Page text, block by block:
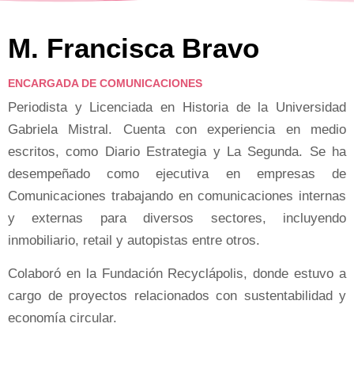
M. Francisca Bravo
ENCARGADA DE COMUNICACIONES
Periodista y Licenciada en Historia de la Universidad
Gabriela Mistral. Cuenta con experiencia en medio
escritos, como Diario Estrategia y La Segunda. Se ha
desempeñado como ejecutiva en empresas de
Comunicaciones trabajando en comunicaciones internas
y externas para diversos sectores, incluyendo
inmobiliario, retail y autopistas entre otros.
Colaboró en la Fundación Recyclápolis, donde estuvo a
cargo de proyectos relacionados con sustentabilidad y
economía circular.